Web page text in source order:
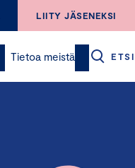
LIITY JÄSENEKSI
Tietoa meistä ETSI